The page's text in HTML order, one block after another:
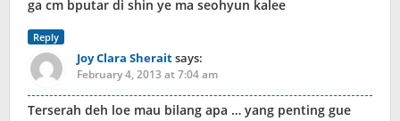
ga cm bputar di shin ye ma seohyun kalee
Reply
Joy Clara Sheraitsays:
February 4, 2013 at 7:04 am
Terserah deh loe mau bilang apa … yang penting gue